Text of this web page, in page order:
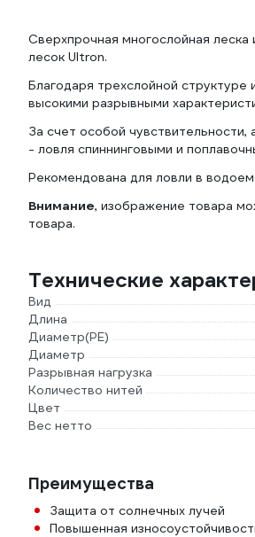
Сверхпрочная многослойная
лесок Ultron.
Благодаря трехслойной
высокими разрывными
За счет особой
- ловля спиннинговыми и
Рекомендована для ловли в
Внимание, изображение товара
товара.
Технические
Вид
Длина
Диаметр(PE)
Диаметр
Разрывная нагрузка
Количество нитей
Цвет
Вес нетто
Преимущества
Защита от солнечных лучей
Повышенная